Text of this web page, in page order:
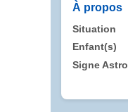
À propos
Situation
Enfant(s)
Signe Astro